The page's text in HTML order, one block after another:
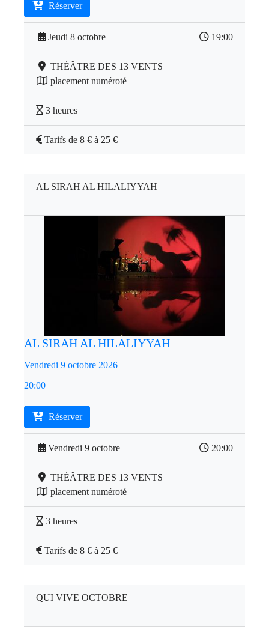
Réserver
Jeudi 8 octobre 19:00
THÉÂTRE DES 13 VENTS
placement numéroté
3 heures
Tarifs de 8 € à 25 €
AL SIRAH AL HILALIYYAH
AL SIRAH AL HILALIYYAH
Vendredi 9 octobre 2026
20:00
Réserver
Vendredi 9 octobre 20:00
THÉÂTRE DES 13 VENTS
placement numéroté
3 heures
Tarifs de 8 € à 25 €
QUI VIVE OCTOBRE